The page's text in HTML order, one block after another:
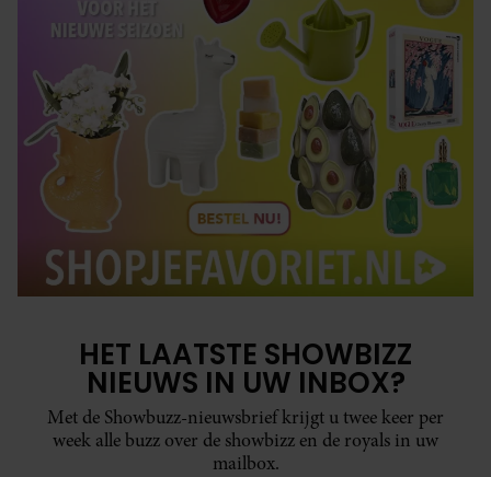
HET LAATSTE SHOWBIZZ
NIEUWS IN UW INBOX?
Met de Showbuzz-nieuwsbrief krijgt u twee keer per
week alle buzz over de showbizz en de royals in uw
mailbox.